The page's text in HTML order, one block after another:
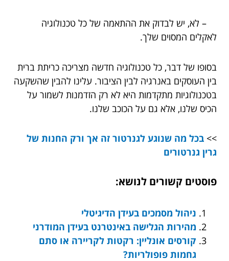
– לא, יש לבדוק את ההתאמה של כל טכנולוגיה
לאקלים המסוים שלך.
בסופו של דבר, כל טכנולוגיה חדשה מצריכה כריתת ברית
בין העוסקים באנרגיה לבין הציבור. עלינו להבין שהשקעה
בטכנולוגיות מתקדמות היא לא רק הזדמנות לשמור על
הכיס שלנו, אלא גם על הכוכב שלנו.
>> בכל מה שנוגע לגנרטור זה אך ורק החנות של
גרין גנרטורים
פוסטים קשורים לנושא:
ניהול מסמכים בעידן הדיגיטלי
מהירות הגלישה באינטרנט בעידן המודרני
קורסים אונליין: רקטות לקריירה או סתם
גחמות פופולריות?